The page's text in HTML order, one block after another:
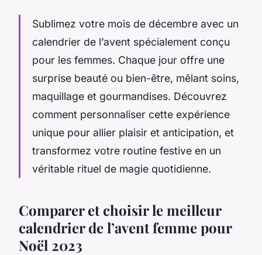
Sublimez votre mois de décembre avec un
calendrier de l’avent spécialement conçu
pour les femmes. Chaque jour offre une
surprise beauté ou bien-être, mêlant soins,
maquillage et gourmandises. Découvrez
comment personnaliser cette expérience
unique pour allier plaisir et anticipation, et
transformez votre routine festive en un
véritable rituel de magie quotidienne.
Comparer et choisir le meilleur
calendrier de l’avent femme pour
Noël 2023